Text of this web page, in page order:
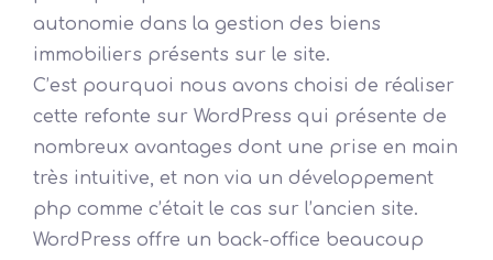
autonomie dans la gestion des biens
immobiliers présents sur le site.
C’est pourquoi nous avons choisi de réaliser
cette refonte sur WordPress qui présente de
nombreux avantages dont une prise en main
très intuitive, et non via un développement
php comme c’était le cas sur l’ancien site.
WordPress offre un back-office beaucoup